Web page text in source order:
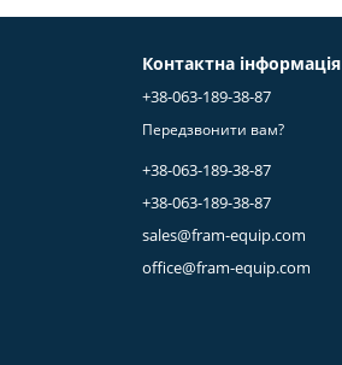
Контактна інформація
+38-063-189-38-87
Передзвонити вам?
+38-063-189-38-87
+38-063-189-38-87
sales@fram-equip.com
office@fram-equip.com